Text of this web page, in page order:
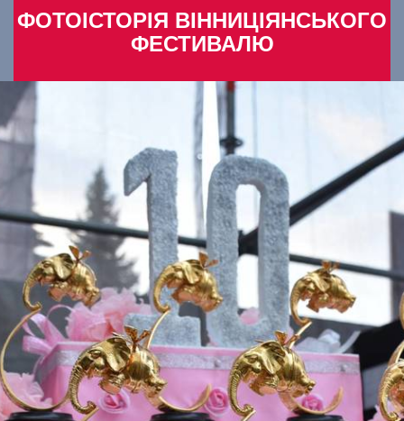
ФОТОІСТОРІЯ ВІННИЦІЯНСЬКОГО
ФЕСТИВАЛЮ